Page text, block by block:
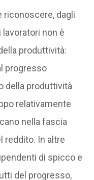
riconoscere, dagli
non è
produttività:
progresso
della produttività
relativamente
nella fascia
reddito. In altre
di spicco e
del progresso,